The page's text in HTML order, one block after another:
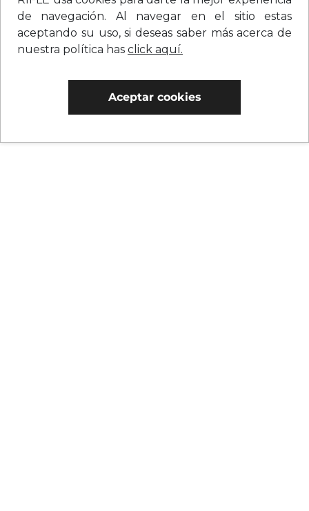
de navegación. Al navegar en el sitio estas
aceptando su uso, si deseas saber más acerca de
nuestra política has click aquí.
Aceptar cookies